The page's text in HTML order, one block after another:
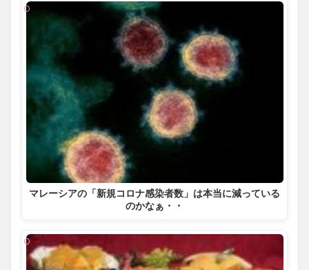
マレーシアの「新規コロナ感染者数」は本当に減っている
のかなぁ・・